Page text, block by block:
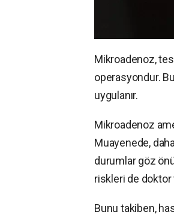
Mikroadenoz,
operasyondur.
uygulanır.
Mikroadenoz
Muayenede,
durumlar göz
riskleri de doktor
Bunu takiben,